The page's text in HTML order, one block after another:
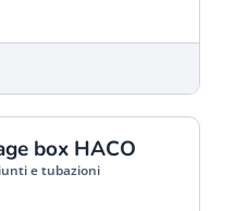
box HACO
e tubazioni